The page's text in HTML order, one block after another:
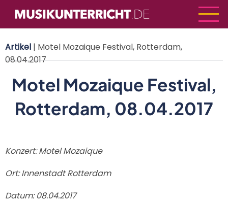
zum
Inhalt
Artikel | Motel Mozaique Festival, Rotterdam,
08.04.2017
Motel Mozaique Festival,
Rotterdam, 08.04.2017
Konzert: Motel Mozaique
Ort: Innenstadt Rotterdam
Datum: 08.04.2017